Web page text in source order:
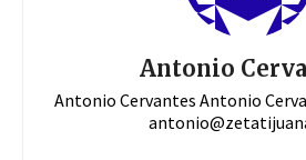
Antonio
Antonio Cervantes Antonio